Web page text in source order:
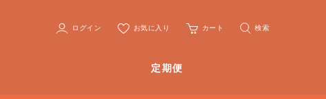
ログイン お気に入り カート 検索
定期便